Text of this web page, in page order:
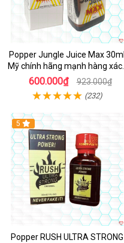
Popper Jungle Juice Max 30ml
Mỹ chính hãng mạnh hàng xách
tay kích thích
600.000₫ 923.000₫
(232)
5
Popper RUSH ULTRA STRONG